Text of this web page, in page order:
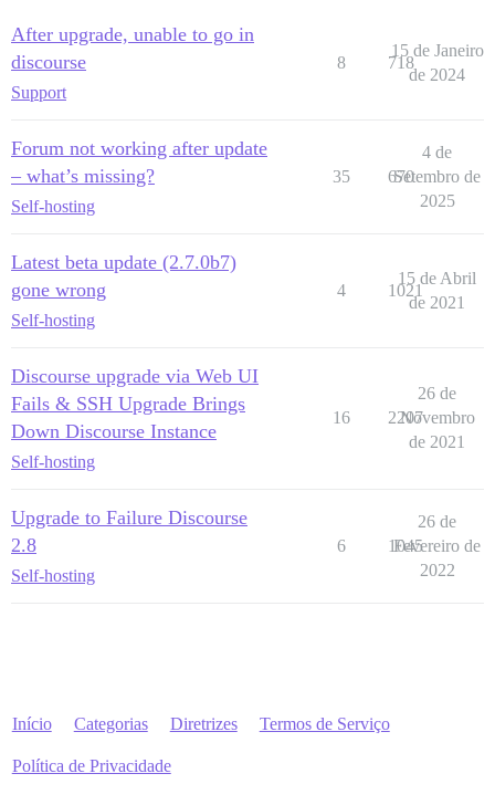
After upgrade, unable to go in
discourse
Support
8 718
15 de Janeiro
de 2024
Forum not working after update
– what’s missing?
Self-hosting
35 670
4 de
Setembro de
2025
Latest beta update (2.7.0b7)
gone wrong
Self-hosting
4 1021
15 de Abril
de 2021
Discourse upgrade via Web UI
Fails & SSH Upgrade Brings
Down Discourse Instance
Self-hosting
16 2207
26 de
Novembro
de 2021
Upgrade to Failure Discourse
2.8
Self-hosting
6 1045
26 de
Fevereiro de
2022
Início Categorias Diretrizes Termos de Serviço
Política de Privacidade